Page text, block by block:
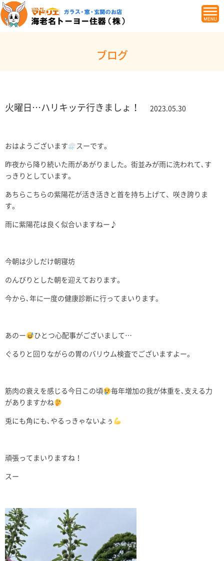
ブログ
火曜日…ハリキッテ行きましょ！ 2023.05.30
おはようございます スーです。
昨夜から降り続いた雨があがりました。街並みが雨に洗われて､す
っきりとしています。
あちらこちらの紫陽花が活き活きと首を持ち上げて、咲き誇りま
す。
雨に紫陽花は良く似合いますねー♪
今朝は少しだけ朝寝坊
のんびりとした朝を迎えております。
今から､年に一度の健康診断に行ってまいります。
あのー ひとつ心配事がございまして…
ぐるりと回りながらの胃のバリウム検査でございますよー。
筋肉の衰えを感じる今日この頃
毎年増加の我が体重を､支える力
がありますかね
兎にも角にも､やるっきゃないよぅ
頑張ってまいりますね！
スー